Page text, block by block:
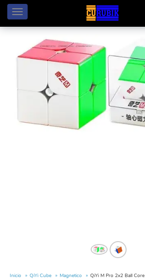
Menú
Inicio QiYi Cube Magnetico QiYi M Pro 2x2 Ball Core